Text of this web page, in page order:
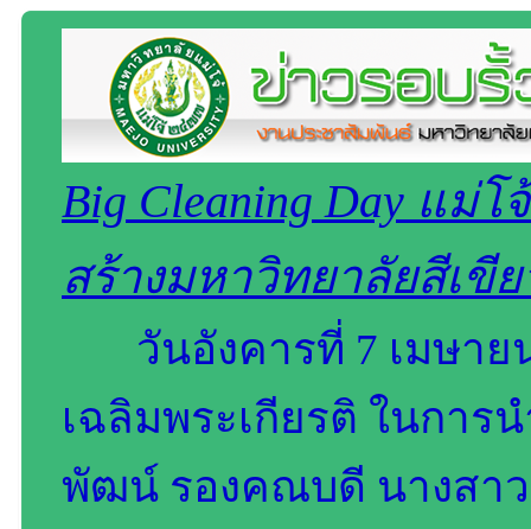
Big Cleaning Day แม่
สร้างมหาวิทยาลัยสีเขี
วันอังคารที่ 7 เมษา
เฉลิมพระเกียรติ ในการ
พัฒน์ รองคณบดี นางสา